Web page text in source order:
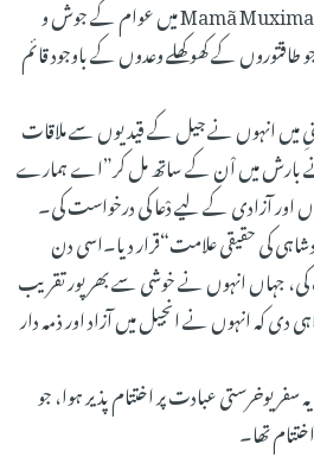
انہوں نے Mamã Muxima Marian Shrine میں عوام کے جوش و
طاقتوروں کے کھوکھلے وعدوں کے باوجود قائم
میں انہوں نے جیل کے قیدیوں سے ملاقات
نے بارش میں اْن کے ساتھ مل کر”اے ہمارے
اور آزادی کے لیے دْعا کی درخواست کی۔
کی حقیقی علامت“قرار دیا۔اسی دن
جہاں انہوں نے خوشی سے بھرپور تقریب
کہ انہوں نے انجیل میں آزاد اور ذمہ دار
یوخرستی عبادت پر اختتام پذیر ہوا، جو
تھا۔